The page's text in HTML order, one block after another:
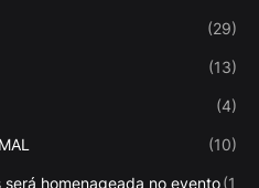
(29)
(13)
(4)
(10)
homenageada no evento(1